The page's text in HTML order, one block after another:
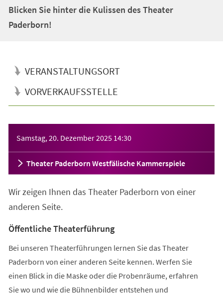
Blicken Sie hinter die Kulissen des Theater
Paderborn!
VERANSTALTUNGSORT
VORVERKAUFSSTELLE
Samstag, 20. Dezember 2025 14:30
Theater Paderborn Westfälische Kammerspiele
Wir zeigen Ihnen das Theater Paderborn von einer
anderen Seite.
Öffentliche Theaterführung
Bei unseren Theaterführungen lernen Sie das Theater
Paderborn von einer anderen Seite kennen. Werfen Sie
einen Blick in die Maske oder die Probenräume, erfahren
Sie wo und wie die Bühnenbilder entstehen und